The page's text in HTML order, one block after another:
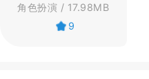
角色扮演 / 17.98MB
9